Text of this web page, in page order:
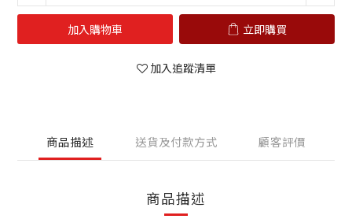
加入購物車 立即購買
加入追蹤清單
商品描述 送貨及付款方式 顧客評價
商品描述